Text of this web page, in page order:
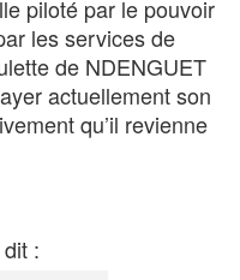
piloté par le pouvoir
les services de
de NDENGUET
actuellement son
qu’il revienne
dit :